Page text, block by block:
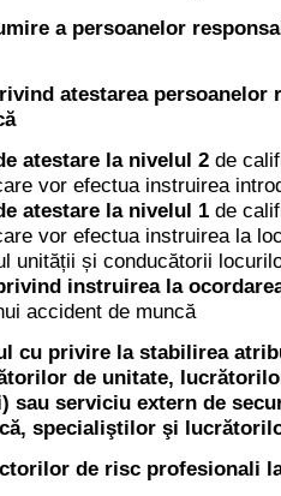
a persoanelor
atestarea persoanelor
atestare la nivelul 2 de
vor efectua instruirea
atestare la nivelul 1 de
vor efectua instruirea la
unității și conducătorii
instruirea la
accident de muncă
cu privire la stabilirea
de unitate,
sau serviciu extern de
specialiştilor şi
de risc profesionali